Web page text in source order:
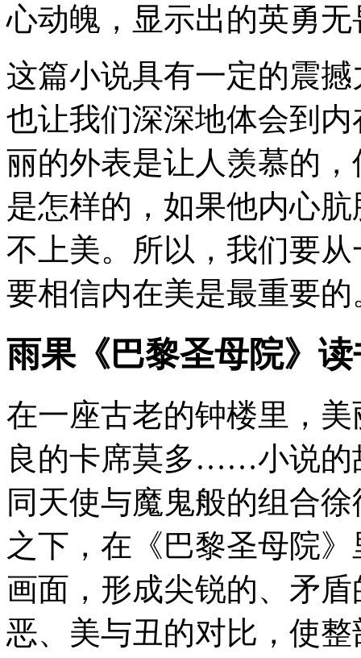
心动魄，显示出的英勇
这篇小说具有一定的震
也让我们深深地体会到
丽的外表是让人羡慕的
是怎样的，如果他内心
不上美。所以，我们要
要相信内在美是最重要的
雨果《巴黎圣母院》
在一座古老的钟楼里，
良的卡席莫多……小说的
同天使与魔鬼般的组合
之下，在《巴黎圣母院
画面，形成尖锐的、矛
恶、美与丑的对比，使